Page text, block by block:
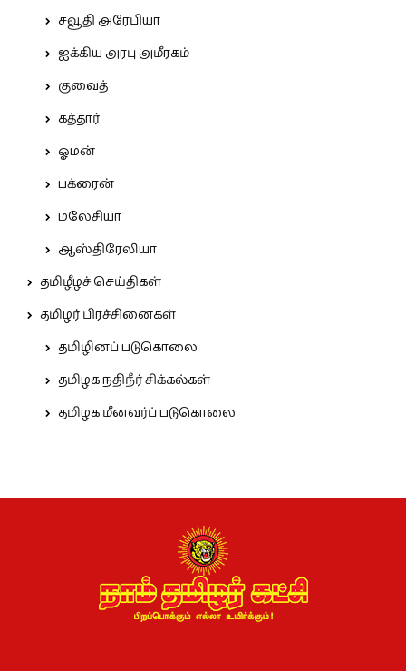
சவூதி அரேபியா
ஐக்கிய அரபு அமீரகம்
குவைத்
கத்தார்
ஓமன்
பக்ரைன்
மலேசியா
ஆஸ்திரேலியா
தமிழீழச் செய்திகள்
தமிழர் பிரச்சினைகள்
தமிழினப் படுகொலை
தமிழக நதிநீர் சிக்கல்கள்
தமிழக மீனவர்ப் படுகொலை